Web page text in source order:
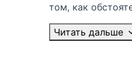
том, как
Читать дальше